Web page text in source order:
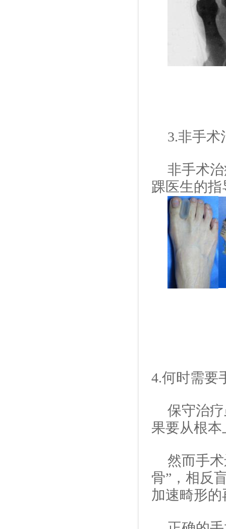
3.非手术
非手术
踝医生的
4.何时需要
保守治
果要从根
然而手
骨”，相反
加速畸形